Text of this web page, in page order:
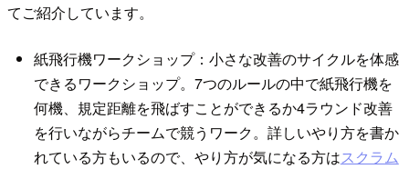
てご紹介しています。
紙飛行機ワークショップ：小さな改善のサイクルを体感
できるワークショップ。7つのルールの中で紙飛行機を
何機、規定距離を飛ばすことができるか4ラウンド改善
を行いながらチームで競うワーク。詳しいやり方を書か
れている方もいるので、やり方が気になる方はスクラム